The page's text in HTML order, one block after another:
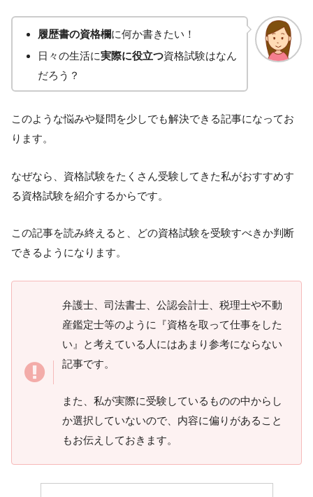
履歴書の資格欄に何か書きたい！
日々の生活に実際に役立つ資格試験はなん
だろう？
このような悩みや疑問を少しでも解決できる記事になってお
ります。
なぜなら、資格試験をたくさん受験してきた私がおすすめす
る資格試験を紹介するからです。
この記事を読み終えると、どの資格試験を受験すべきか判断
できるようになります。
弁護士、司法書士、公認会計士、税理士や不動
産鑑定士等のように『資格を取って仕事をした
い』と考えている人にはあまり参考にならない
記事です。
また、私が実際に受験しているものの中からし
か選択していないので、内容に偏りがあること
もお伝えしておきます。